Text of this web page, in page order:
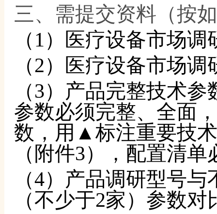
三、需提交资料（按
（1）医疗设备市场
（2）医疗设备市场调
（3）产品完整技术参
参数必须完整、全面
数，用▲标注重要技
（附件3），配置清单
（4）产品调研型号与
（不少于2家）参数